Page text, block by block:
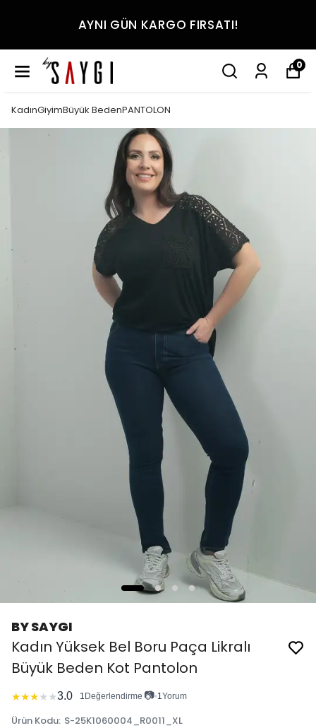
AYNI GÜN KARGO FIRSATI!
0
KadınGiyimBüyük BedenPANTOLON
BY SAYGI
Kadın Yüksek Bel Boru Paça Likralı
Büyük Beden Kot Pantolon
★★★★★3.0 1 Değerlendirme 📷•1Yorum
Ürün Kodu: S-25K1060004_R0011_XL